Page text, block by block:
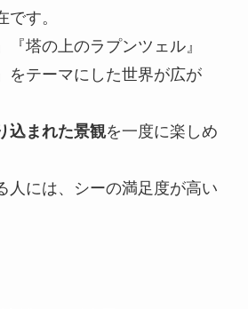
です。
『塔の上のラプンツェル』
をテーマにした世界が広が
込まれた景観を一度に楽しめ
人には、シーの満足度が高い